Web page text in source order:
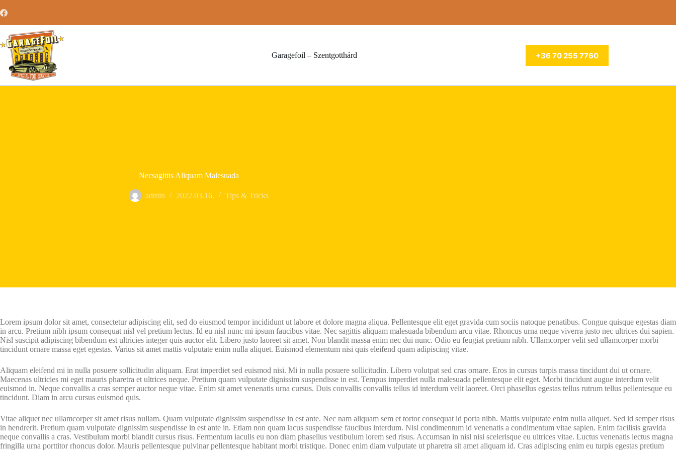
to
Garagefoil – Szentgotthárd +36 70 255 7760
Necsagittis Aliquam Malesuada
admin 2022.03.16. Tips & Tricks
Lorem ipsum dolor sit amet, consectetur adipiscing elit, sed do eiusmod tempor incididunt ut labore et dolore magna aliqua. Pellentesque elit eget gravida cum sociis natoque penatibus. Congue quisque egestas diam
in arcu. Pretium nibh ipsum consequat nisl vel pretium lectus. Id eu nisl nunc mi ipsum faucibus vitae. Nec sagittis aliquam malesuada bibendum arcu vitae. Rhoncus urna neque viverra justo nec ultrices dui sapien.
Nisl suscipit adipiscing bibendum est ultricies integer quis auctor elit. Libero justo laoreet sit amet. Non blandit massa enim nec dui nunc. Odio eu feugiat pretium nibh. Ullamcorper velit sed ullamcorper morbi
tincidunt ornare massa eget egestas. Varius sit amet mattis vulputate enim nulla aliquet. Euismod elementum nisi quis eleifend quam adipiscing vitae.
Aliquam eleifend mi in nulla posuere sollicitudin aliquam. Erat imperdiet sed euismod nisi. Mi in nulla posuere sollicitudin. Libero volutpat sed cras ornare. Eros in cursus turpis massa tincidunt dui ut ornare.
Maecenas ultricies mi eget mauris pharetra et ultrices neque. Pretium quam vulputate dignissim suspendisse in est. Tempus imperdiet nulla malesuada pellentesque elit eget. Morbi tincidunt augue interdum velit
euismod in. Neque convallis a cras semper auctor neque vitae. Enim sit amet venenatis urna cursus. Duis convallis convallis tellus id interdum velit laoreet. Orci phasellus egestas tellus rutrum tellus pellentesque eu
tincidunt. Diam in arcu cursus euismod quis.
Vitae aliquet nec ullamcorper sit amet risus nullam. Quam vulputate dignissim suspendisse in est ante. Nec nam aliquam sem et tortor consequat id porta nibh. Mattis vulputate enim nulla aliquet. Sed id semper risus
in hendrerit. Pretium quam vulputate dignissim suspendisse in est ante in. Etiam non quam lacus suspendisse faucibus interdum. Nisl condimentum id venenatis a condimentum vitae sapien. Enim facilisis gravida
neque convallis a cras. Vestibulum morbi blandit cursus risus. Fermentum iaculis eu non diam phasellus vestibulum lorem sed risus. Accumsan in nisl nisi scelerisque eu ultrices vitae. Luctus venenatis lectus magna
fringilla urna porttitor rhoncus dolor. Mauris pellentesque pulvinar pellentesque habitant morbi tristique. Donec enim diam vulputate ut pharetra sit amet aliquam id. Cras adipiscing enim eu turpis egestas pretium